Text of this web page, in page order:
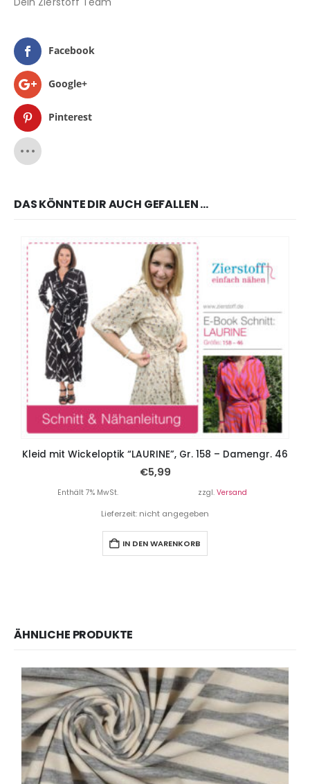
Facebook
Google+
Pinterest
DAS KÖNNTE DIR AUCH GEFALLEN …
Kleid mit Wickeloptik “LAURINE”, Gr. 158 – Damengr. 46
€5,99
Enthält 7% MwSt. zzgl. Versand
Lieferzeit: nicht angegeben
IN DEN WARENKORB
ÄHNLICHE PRODUKTE